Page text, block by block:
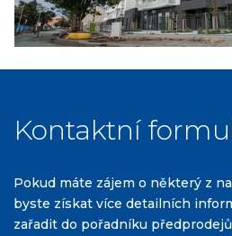
Kontaktní
Pokud máte zájem o některý z
byste získat více detailních
zařadit do pořadníku